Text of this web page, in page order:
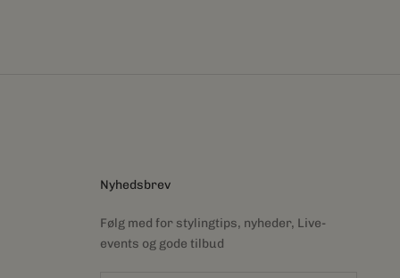
Nyhedsbrev
Følg med for stylingtips, nyheder, Live-
events og gode tilbud